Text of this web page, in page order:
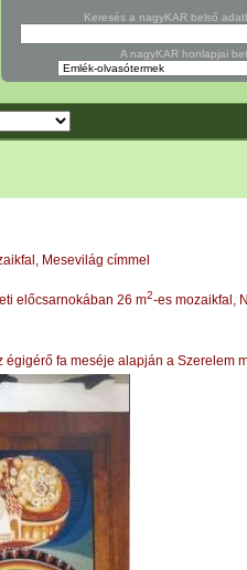
Keresés a nagyKAR belső
A nagyKAR honlapjai
Mesevilág címmel
előcsarnokában 26 m2-es mozaikfal,
fa meséje alapján a Szerelem